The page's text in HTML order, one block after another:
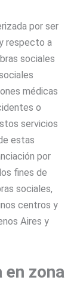
por ser
respecto a
sociales
médicas
o
servicios
estas
por
fines de
sociales,
centros y
Aires y
en zona